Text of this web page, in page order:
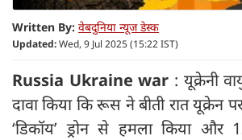
Written By: वेबदुनिया न्यूज डेस्क
Updated:Wed, 9 Jul 2025 (15:22 IST)
Russia Ukraine war : यूक्रेनी
दावा किया कि रूस ने बीती रात यूक्रेन
‘डिकॉय’ ड्रोन से हमला किया और